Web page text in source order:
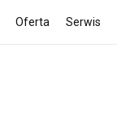
Oferta Serwis